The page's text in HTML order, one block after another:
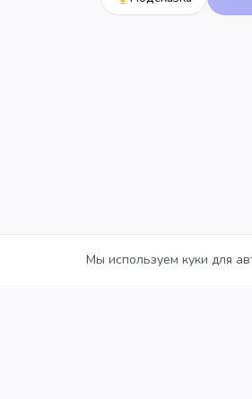
Мы используем куки для